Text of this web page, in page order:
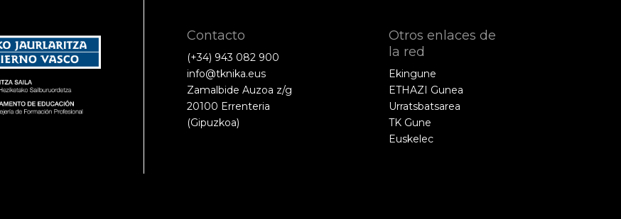
Contacto
(+34) 943 082 900
info@tknika.eus
Zamalbide Auzoa z/g
20100 Errenteria
(Gipuzkoa)
Otros enlaces de
la red
Ekingune
ETHAZI Gunea
Urratsbatsarea
TK Gune
Euskelec